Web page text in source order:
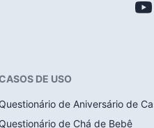
DE USO
Questionário de Aniversário de
Questionário de Chá de Bebê